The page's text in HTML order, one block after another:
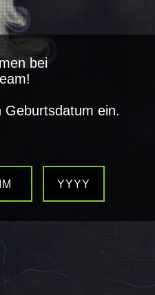
die Inhalte dieses Shops ist:
- Der Dampfer Shop)
bei
Geburtsdatum ein.
YYYY